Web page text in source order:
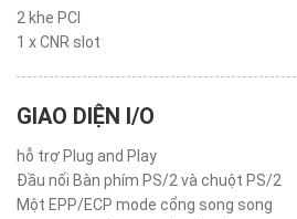
2 khe PCI
1 x CNR slot
GIAO DIỆN I/O
hỗ trợ Plug and Play
Đầu nối Bàn phím PS/2 và chuột PS/2
Một EPP/ECP mode cổng song song